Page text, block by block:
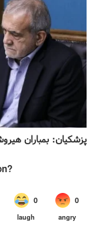
پزشکیان: بمباران